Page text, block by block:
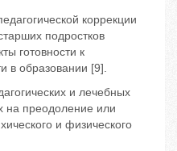
коррекции
подростков
готовности к
в образовании [9].
и лечебных
на преодоление или
и физического